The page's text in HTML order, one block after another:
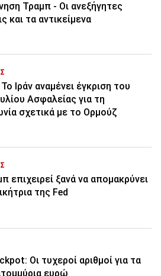
Τραμπ - Οι ανεξήγητες
και τα αντικείμενα
Ιράν αναμένει έγκριση του
Ασφαλείας για τη
σχετικά με το Ορμούζ
επιχειρεί ξανά να απομακρύνει
της Fed
Οι τυχεροί αριθμοί για τα
ευρώ